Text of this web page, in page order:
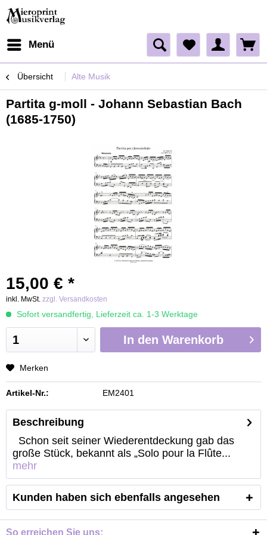
Menü
Übersicht Alte Musik
Partita g-moll - Johann Sebastian Bach
(1685-1750)
15,00 € *
inkl. MwSt. zzgl. Versandkosten
Sofort versandfertig, Lieferzeit ca. 1-3 Werktage
In den Warenkorb
Merken
Artikel-Nr.: EM2401
Beschreibung
Schon seit seiner Wiederentdeckung gab das
große Stück, bekannt als „Solo pour la Flûte...
mehr
Kunden haben sich ebenfalls angesehen
So erreichen Sie uns: